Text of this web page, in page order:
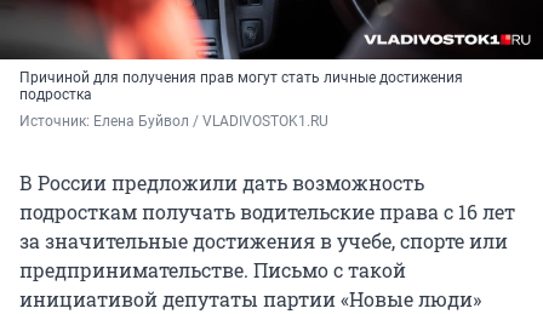
Причиной для получения прав могут стать личные достижения
подростка
Источник: Елена Буйвол / VLADIVOSTOK1.RU
В России предложили дать возможность
подросткам получать водительские права с 16 лет
за значительные достижения в учебе, спорте или
предпринимательстве. Письмо с такой
инициативой депутаты партии «Новые люди»